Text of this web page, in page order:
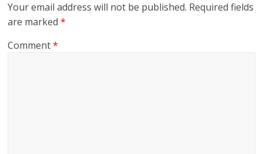
Your email address will not be published. Required fields
are marked*
Comment*